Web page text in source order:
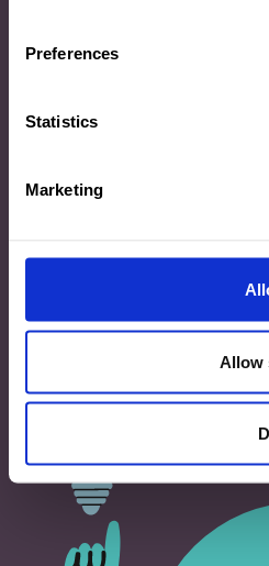
Preferences
Statistics
Marketing
Allow
Adresse
©2026 Ministère de l’Éducation